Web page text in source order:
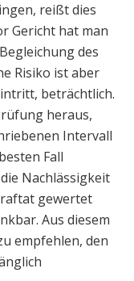
reißt dies
Gericht hat man
des
Risiko ist aber
beträchtlich.
heraus,
Intervall
Fall
Nachlässigkeit
gewertet
Aus diesem
empfehlen, den